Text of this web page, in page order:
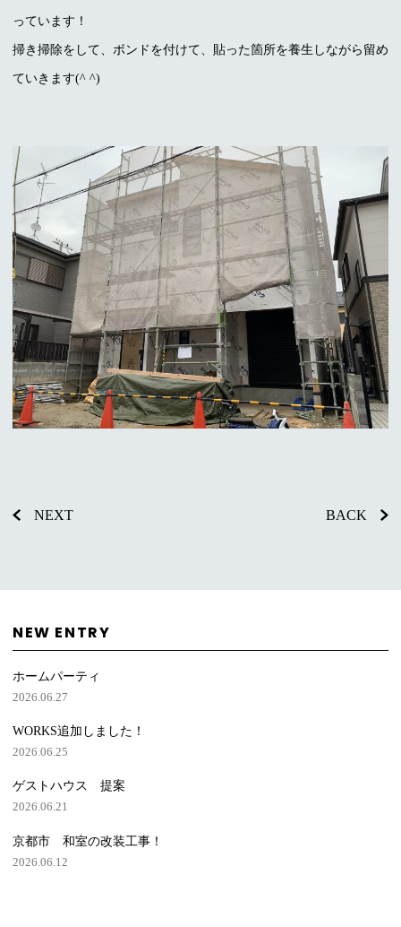
っています！
掃き掃除をして、ボンドを付けて、貼った箇所を養生しながら留め
ていきます(^ ^)
NEXT BACK
NEW ENTRY
ホームパーティ
2026.06.27
WORKS追加しました！
2026.06.25
ゲストハウス 提案
2026.06.21
京都市 和室の改装工事！
2026.06.12